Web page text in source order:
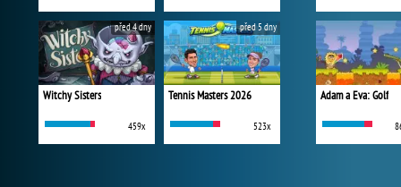
Witchy Sisters
459x
před 4 dny
Tennis Masters 2026
523x
před 5 dny
Adam a Eva: Golf